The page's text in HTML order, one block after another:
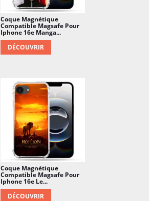
Coque Magnétique
Compatible Magsafe Pour
Iphone 16e Manga...
DÉCOUVRIR
Coque Magnétique
Compatible Magsafe Pour
Iphone 16e Le...
DÉCOUVRIR